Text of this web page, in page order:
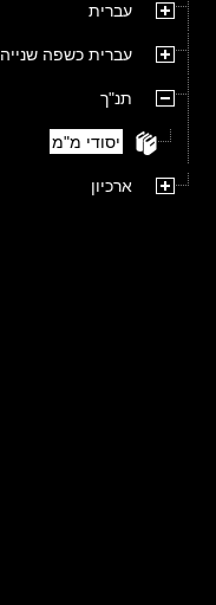
עברית
עברית כשפה שנייה
תנ"ך
יסודי מ"מ
ארכיון